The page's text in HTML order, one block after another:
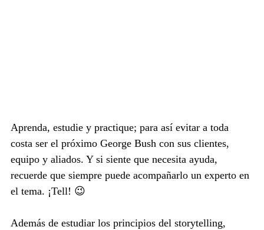
Aprenda, estudie y practique; para así evitar a toda
costa ser el próximo George Bush con sus clientes,
equipo y aliados. Y si siente que necesita ayuda,
recuerde que siempre puede acompañarlo un experto en
el tema. ¡Tell! 😉
Además de estudiar los principios del storytelling,